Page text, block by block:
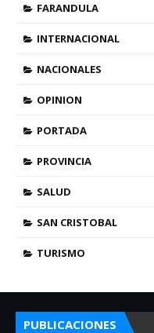
FARANDULA
INTERNACIONAL
NACIONALES
OPINION
PORTADA
PROVINCIA
SALUD
SAN CRISTOBAL
TURISMO
PUBLICACIONES